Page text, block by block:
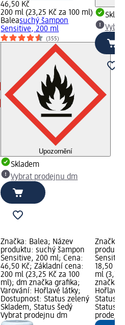
46,50 Kč
200 ml (23,25 Kč za 100 ml)
Baleasuchý šampon
Sensitive, 200 ml
(355)
Upozornění
Skladem
Vybrat prodejnu dm
Značka: Balea; Název
produktu: suchý šampon
Sensitive, 200 ml; Cena:
46,50 Kč; Základní cena:
200 ml (23,25 Kč za 100
ml); dm značka grafika;
Varování: Hořlavé látky;
Dostupnost: Status zelený
Skladem, Status šedý
Vybrat prodejnu dm
Značka:
18,50
ml (3,70
značka
Hořlavé
Status
Status